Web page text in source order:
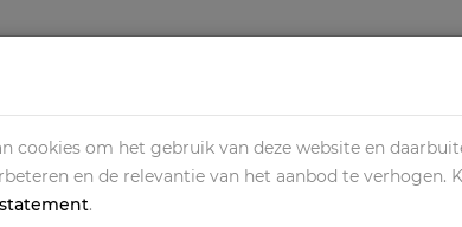
cookies om het gebruik van deze website en
en de relevantie van het aanbod te verhogen.
.